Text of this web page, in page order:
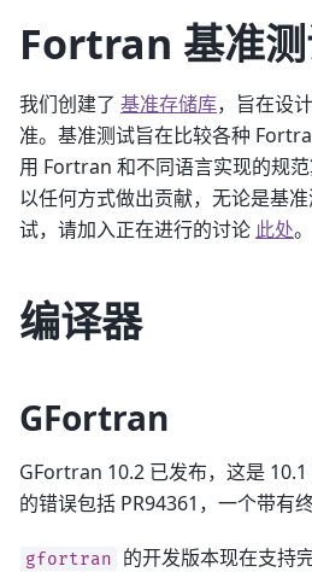
Fortran 基准
我们创建了 基准存储库，旨在设
准。基准测试旨在比较各种
用 Fortran 和不同语言实现的规
以任何方式做出贡献，无论是基
试，请加入正在进行的讨论 此处。
编译器
GFortran
GFortran 10.2 已发布，这是
的错误包括 PR94361，一个带有
gfortran 的开发版本现在支持